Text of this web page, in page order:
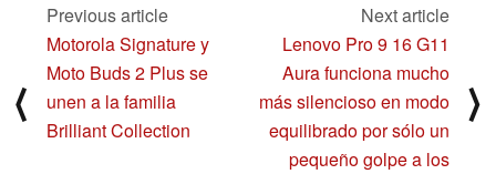
⟨
Previous article
Motorola Signature y
Moto Buds 2 Plus se
unen a la familia
Brilliant Collection
Next article
Lenovo Pro 9 16 G11
Aura funciona mucho
más silencioso en modo
equilibrado por sólo un
pequeño golpe a los
⟩